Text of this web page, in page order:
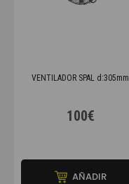
VENTILADOR SPAL d:305mm
100€
AÑADIR